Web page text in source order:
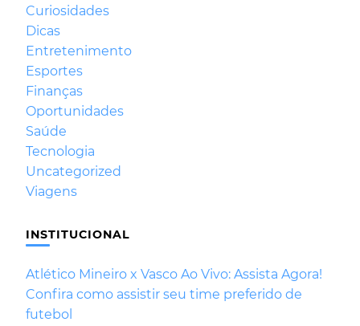
Curiosidades
Dicas
Entretenimento
Esportes
Finanças
Oportunidades
Saúde
Tecnologia
Uncategorized
Viagens
INSTITUCIONAL
Atlético Mineiro x Vasco Ao Vivo: Assista Agora!
Confira como assistir seu time preferido de
futebol